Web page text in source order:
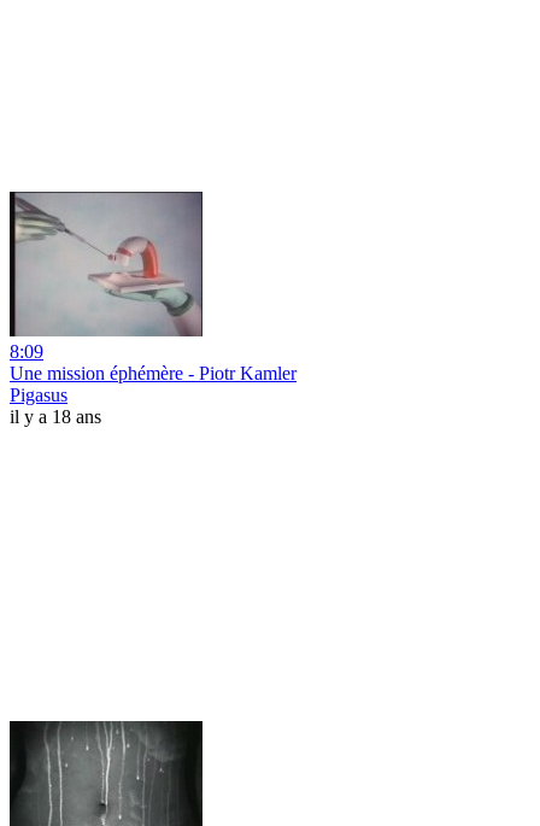
8:09
Une mission éphémère - Piotr Kamler
Pigasus
il y a 18 ans